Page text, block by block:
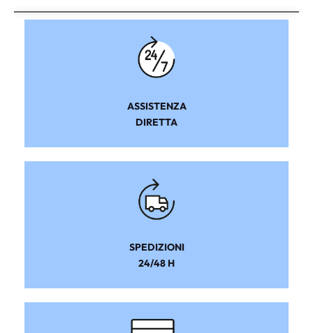
ASSISTENZA
DIRETTA
SPEDIZIONI
24/48 H